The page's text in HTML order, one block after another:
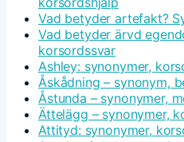
Vad betyder artefakt?
Vad betyder ärvd
korsordssvar
Ashley: synonymer,
Åskådning – synonym,
Åstunda – synonymer,
Ättelägg – synonymer,
Attityd: synonymer,